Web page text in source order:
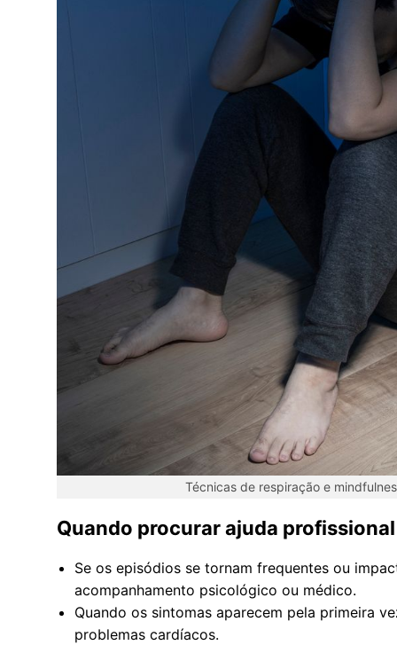
Técnicas de respiração e
Quando procurar ajuda profissional
Se os episódios se tornam frequentes ou
acompanhamento psicológico ou médico.
Quando os sintomas aparecem pela primeira
problemas cardíacos.